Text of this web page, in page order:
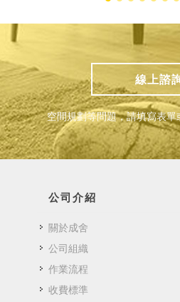
線上諮
空間規劃等問題，請填寫表
公司介紹
關於成舍
公司組織
作業流程
收費標準